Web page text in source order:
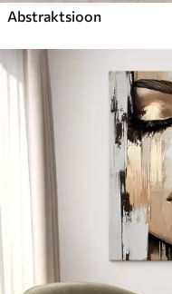
Abstraktsioon